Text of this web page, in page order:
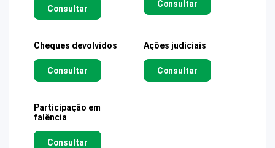
Consultar Consultar
Cheques devolvidos
Consultar
Ações judiciais
Consultar
Participação em
falência
Consultar